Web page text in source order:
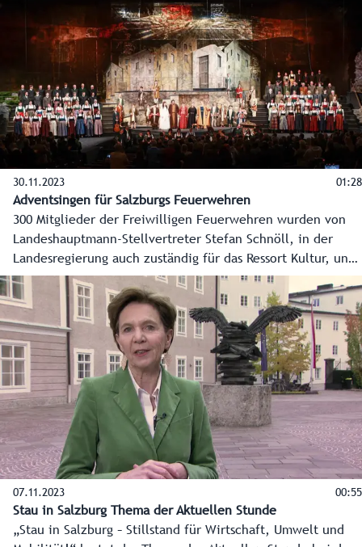
auch für Leute aus der Privatwirtschaft. Davon ist Premißl
überzeugt.
30.11.2023 01:28
Adventsingen für Salzburgs Feuerwehren
300 Mitglieder der Freiwilligen Feuerwehren wurden von
Landeshauptmann-Stellvertreter Stefan Schnöll, in der
Landesregierung auch zuständig für das Ressort Kultur, und
von Hans Köhl, Leiter des Salzburger Adventsingen, als
Dankeschön für ihr Ehrenamt zur Hauptprobe am 29.
November eingeladen.
07.11.2023 00:55
Stau in Salzburg Thema der Aktuellen Stunde
„Stau in Salzburg – Stillstand für Wirtschaft, Umwelt und